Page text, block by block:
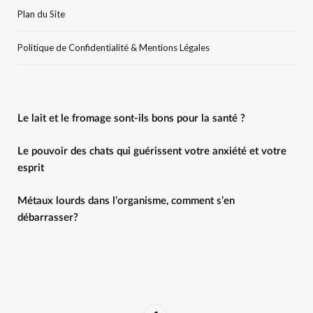
Plan du Site
Politique de Confidentialité & Mentions Légales
Le lait et le fromage sont-ils bons pour la santé ?
Le pouvoir des chats qui guérissent votre anxiété et votre
esprit
Métaux lourds dans l’organisme, comment s’en
débarrasser?